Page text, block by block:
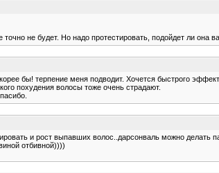
не будет. Но надо протестировать, подойдет ли она
бы! терпение меня подводит. Хочется быстрого
похудения волосы тоже очень страдают.
и рост выпавших волос..дарсонваль можно делать
отбивной))))